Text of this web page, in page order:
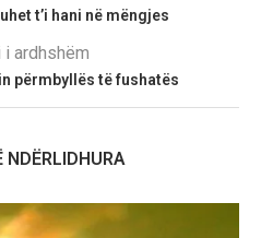
t’i hani në mëngjes
ardhshëm
përmbyllës të fushatës
NDËRLIDHURA